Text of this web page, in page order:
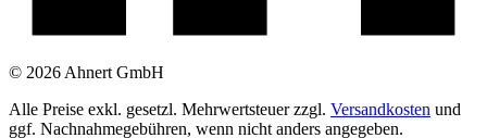
© 2026 Ahnert GmbH
Alle Preise exkl. gesetzl. Mehrwertsteuer zzgl. Versandkosten und
ggf. Nachnahmegebühren, wenn nicht anders angegeben.